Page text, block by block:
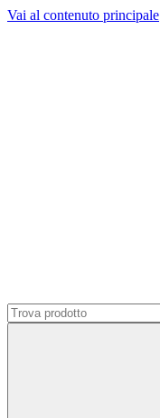
Vai al contenuto principale